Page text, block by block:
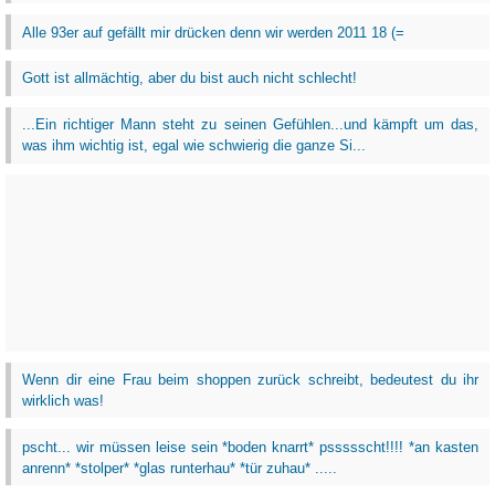
Alle 93er auf gefällt mir drücken denn wir werden 2011 18 (=
Gott ist allmächtig, aber du bist auch nicht schlecht!
...Ein richtiger Mann steht zu seinen Gefühlen...und kämpft um das,
was ihm wichtig ist, egal wie schwierig die ganze Si...
Wenn dir eine Frau beim shoppen zurück schreibt, bedeutest du ihr
wirklich was!
pscht... wir müssen leise sein *boden knarrt* pssssscht!!!! *an kasten
anrenn* *stolper* *glas runterhau* *tür zuhau* .....